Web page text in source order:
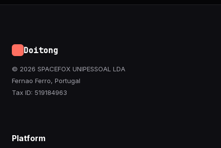
Doitong
© 2026 SPACEFOX UNIPESSOAL LDA
Fernao Ferro, Portugal
Tax ID: 519184963
Platform